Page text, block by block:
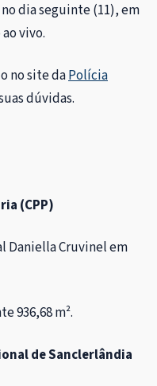
dia seguinte (11), em
vivo.
no site daPolícia
dúvidas.
(CPP)
Daniella Cruvinel em
936,68 m².
de Sanclerlândia